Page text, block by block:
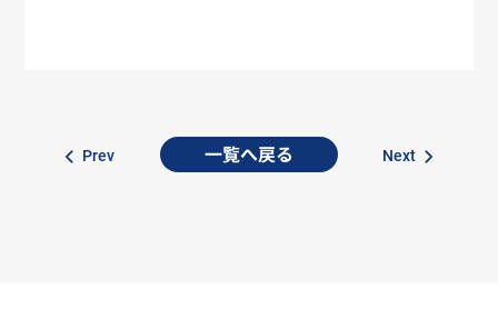
Prev 一覧へ戻る Next